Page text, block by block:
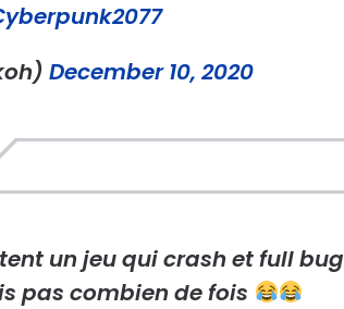
December 10, 2020
un jeu qui crash et full bug
pas combien de fois